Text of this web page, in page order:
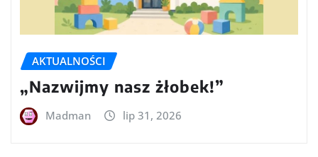
AKTUALNOŚCI
„Nazwijmy nasz żłobek!”
Madman lip 31, 2026